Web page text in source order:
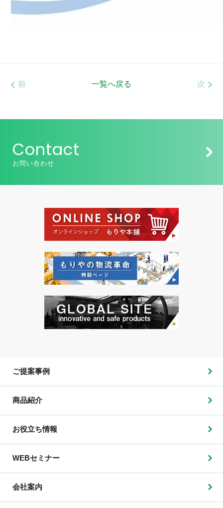
前 一覧へ戻る 次
Contact
お問い合わせ
ご提案事例
商品紹介
お役立ち情報
WEBセミナー
会社案内